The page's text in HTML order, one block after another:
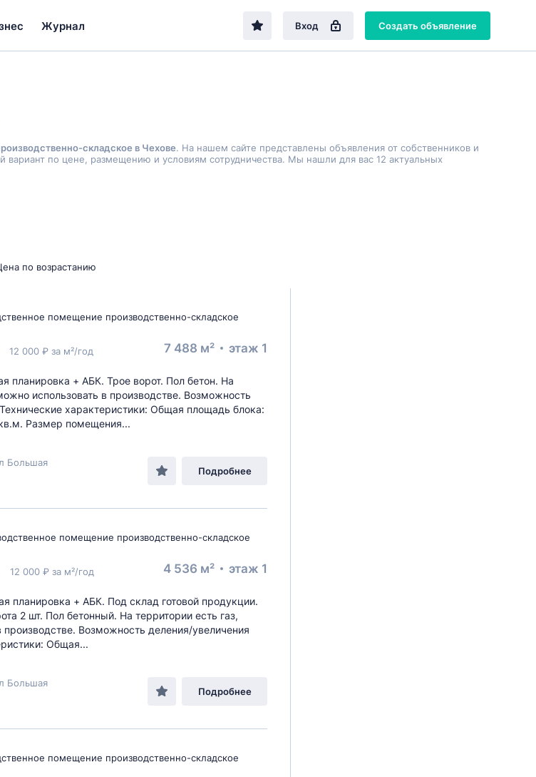
Журнал Вход Создать объявление
складское в Чехове. На нашем сайте представлены объявления от собственников и
по цене, размещению и условиям сотрудничества. Мы нашли для вас 12 актуальных
по возрастанию
помещение производственно-складское
12 000 ₽ за м²/год 7 488 м² этаж 1
планировка + АБК. Трое ворот. Пол бетон. На
использовать в производстве. Возможность
характеристики: Общая площадь блока:
Размер помещения...
Большая
Подробнее
помещение производственно-складское
12 000 ₽ за м²/год 4 536 м² этаж 1
планировка + АБК. Под склад готовой продукции.
2 шт. Пол бетонный. На территории есть газ,
Возможность деления/увеличения
Общая...
Большая
Подробнее
помещение производственно-складское